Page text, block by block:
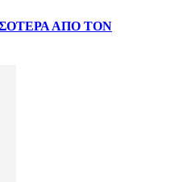
ΑΠΟ ΤΟΝ